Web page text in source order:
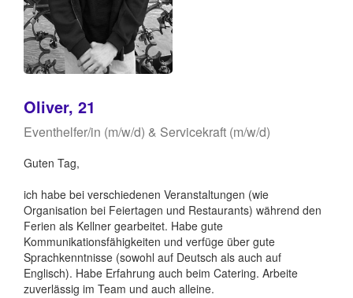
Oliver, 21
Eventhelfer/in (m/w/d) & Servicekraft (m/w/d)
Guten Tag,
ich habe bei verschiedenen Veranstaltungen (wie
Organisation bei Feiertagen und Restaurants) während den
Ferien als Kellner gearbeitet. Habe gute
Kommunikationsfähigkeiten und verfüge über gute
Sprachkenntnisse (sowohl auf Deutsch als auch auf
Englisch). Habe Erfahrung auch beim Catering. Arbeite
zuverlässig im Team und auch alleine.